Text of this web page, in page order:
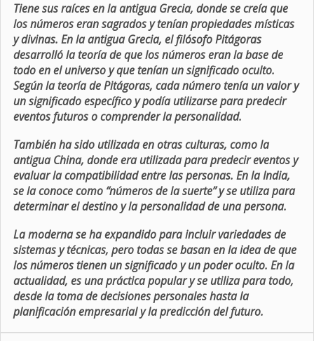
Tiene sus raíces en la antigua Grecia, donde se creía que
los números eran sagrados y tenían propiedades místicas
y divinas. En la antigua Grecia, el filósofo Pitágoras
desarrolló la teoría de que los números eran la base de
todo en el universo y que tenían un significado oculto.
Según la teoría de Pitágoras, cada número tenía un valor y
un significado específico y podía utilizarse para predecir
eventos futuros o comprender la personalidad.
También ha sido utilizada en otras culturas, como la
antigua China, donde era utilizada para predecir eventos y
evaluar la compatibilidad entre las personas. En la India,
se la conoce como “números de la suerte” y se utiliza para
determinar el destino y la personalidad de una persona.
La moderna se ha expandido para incluir variedades de
sistemas y técnicas, pero todas se basan en la idea de que
los números tienen un significado y un poder oculto. En la
actualidad, es una práctica popular y se utiliza para todo,
desde la toma de decisiones personales hasta la
planificación empresarial y la predicción del futuro.